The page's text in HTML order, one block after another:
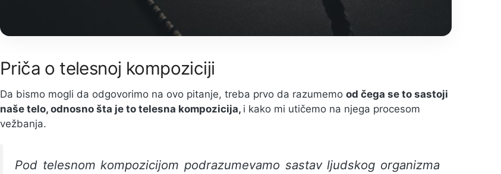
Priča o telesnoj kompoziciji
Da bismo mogli da odgovorimo na ovo pitanje, treba prvo da razumemo od čega se to sastoji
naše telo, odnosno šta je to telesna kompozicija, i kako mi utičemo na njega procesom
vežbanja.
Pod telesnom kompozicijom podrazumevamo sastav ljudskog organizma